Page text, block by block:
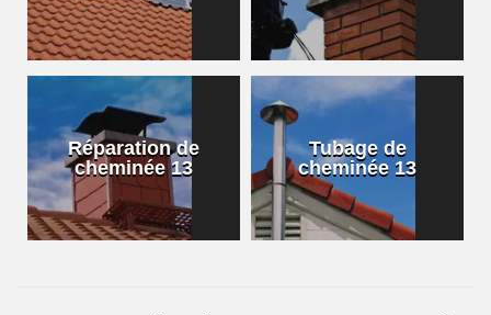
Réparation de
cheminée 13
Tubage de
cheminée 13